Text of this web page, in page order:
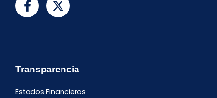
Transparencia
Estados Financieros